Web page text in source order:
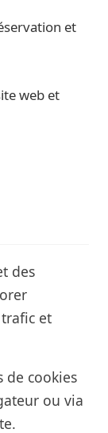
et
web et
des
et
de cookies
ou via